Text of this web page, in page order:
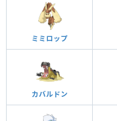
ミミロップ
カバルドン